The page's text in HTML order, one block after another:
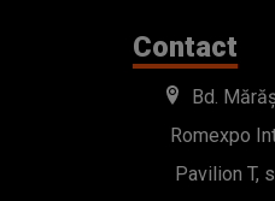
Contact
Bd.
Romexpo
Pavilion T,